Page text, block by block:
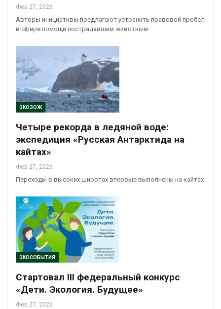
Фев 27, 2026
Авторы инициативы предлагают устранить правовой пробел
в сфере помощи пострадавшим животным
ЭКОЗОЖ
Четыре рекорда в ледяной воде:
экспедиция «Русская Антарктида на
кайтах»
Фев 27, 2026
Переходы в высоких широтах впервые выполнены на кайтах
ЭКОСОБЫТИЯ
Стартовал III федеральный конкурс
«Дети. Экология. Будущее»
Фев 27, 2026